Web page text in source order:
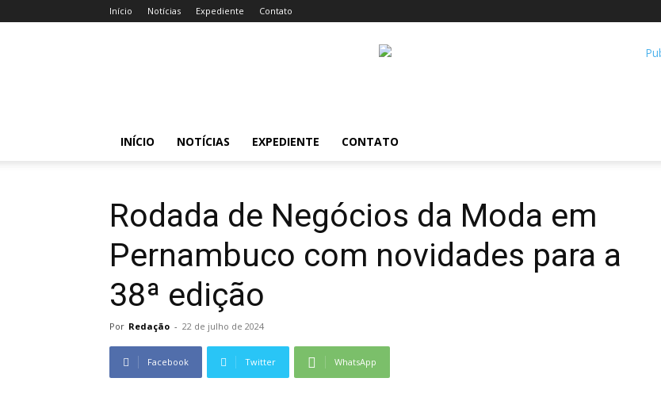
Início Notícias Expediente Contato
INÍCIO NOTÍCIAS EXPEDIENTE CONTATO
Rodada de Negócios da Moda em
Pernambuco com novidades para a
38ª edição
Por Redação - 22 de julho de 2024
Facebook Twitter WhatsApp